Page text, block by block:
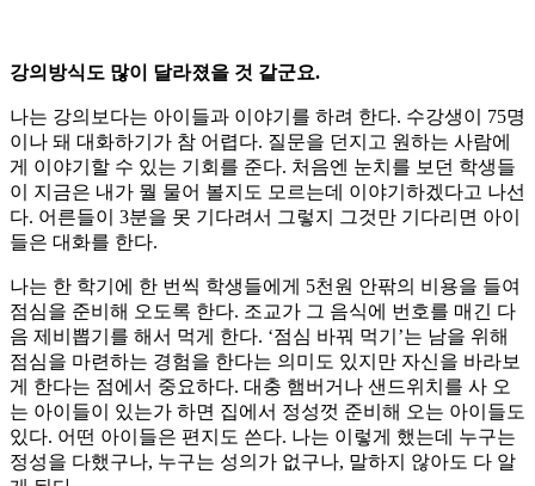
강의방식도 많이 달라졌을 것 같군요.
나는 강의보다는 아이들과 이야기를 하려 한다. 수강생이 75명
이나 돼 대화하기가 참 어렵다. 질문을 던지고 원하는 사람에
게 이야기할 수 있는 기회를 준다. 처음엔 눈치를 보던 학생들
이 지금은 내가 뭘 물어 볼지도 모르는데 이야기하겠다고 나선
다. 어른들이 3분을 못 기다려서 그렇지 그것만 기다리면 아이
들은 대화를 한다.
나는 한 학기에 한 번씩 학생들에게 5천원 안팎의 비용을 들여
점심을 준비해 오도록 한다. 조교가 그 음식에 번호를 매긴 다
음 제비뽑기를 해서 먹게 한다. ‘점심 바꿔 먹기’는 남을 위해
점심을 마련하는 경험을 한다는 의미도 있지만 자신을 바라보
게 한다는 점에서 중요하다. 대충 햄버거나 샌드위치를 사 오
는 아이들이 있는가 하면 집에서 정성껏 준비해 오는 아이들도
있다. 어떤 아이들은 편지도 쓴다. 나는 이렇게 했는데 누구는
정성을 다했구나, 누구는 성의가 없구나, 말하지 않아도 다 알